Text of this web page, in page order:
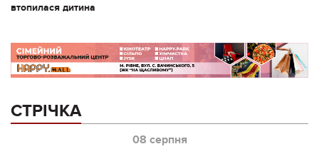
втопилася дитина
СТРІЧКА
08 серпня